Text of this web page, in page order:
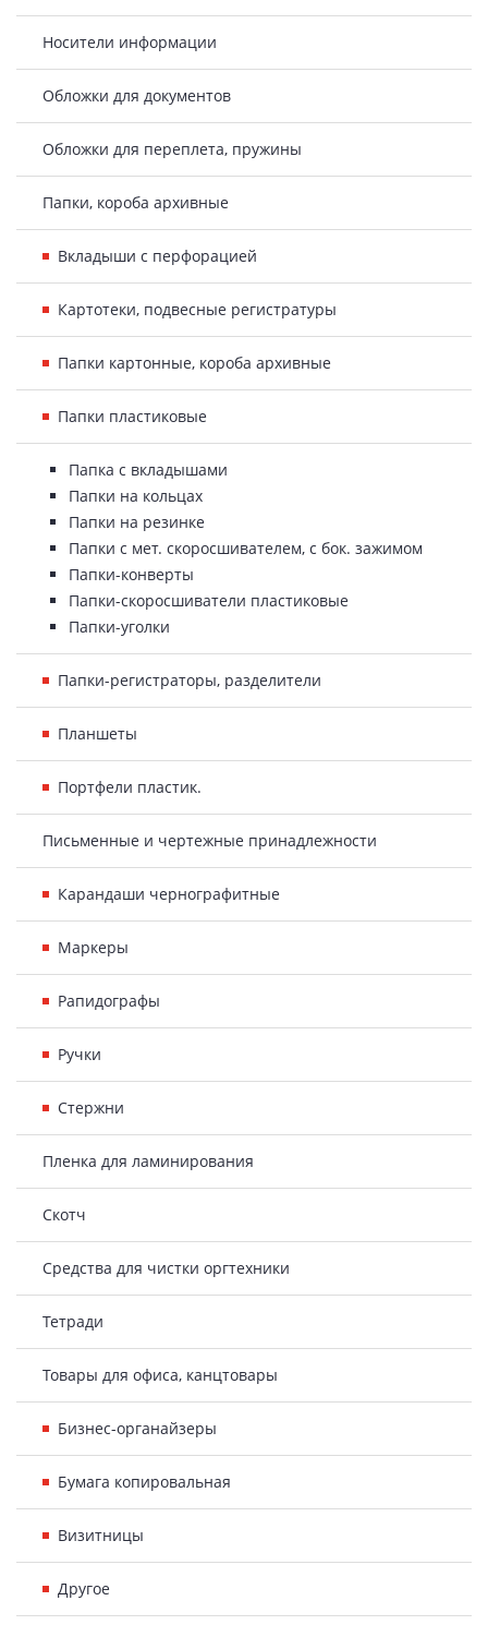
Носители информации
Обложки для документов
Обложки для переплета, пружины
Папки, короба архивные
Вкладыши с перфорацией
Картотеки, подвесные регистратуры
Папки картонные, короба архивные
Папки пластиковые
Папка с вкладышами
Папки на кольцах
Папки на резинке
Папки с мет. скоросшивателем, с бок. зажимом
Папки-конверты
Папки-скоросшиватели пластиковые
Папки-уголки
Папки-регистраторы, разделители
Планшеты
Портфели пластик.
Письменные и чертежные принадлежности
Карандаши чернографитные
Маркеры
Рапидографы
Ручки
Стержни
Пленка для ламинирования
Скотч
Средства для чистки оргтехники
Тетради
Товары для офиса, канцтовары
Бизнес-органайзеры
Бумага копировальная
Визитницы
Другое